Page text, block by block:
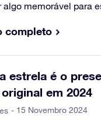
algo memorável para
completo
estrela é o
em 2024
- 15 Novembro 2024